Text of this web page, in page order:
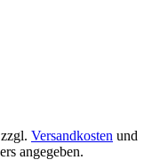
Versandkosten und
angegeben.